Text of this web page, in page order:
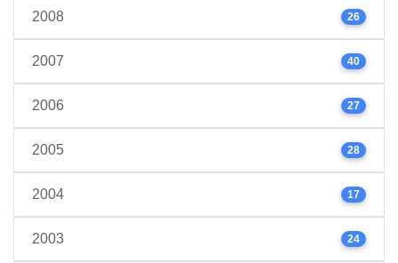
2008 26
2007 40
2006 27
2005 28
2004 17
2003 24